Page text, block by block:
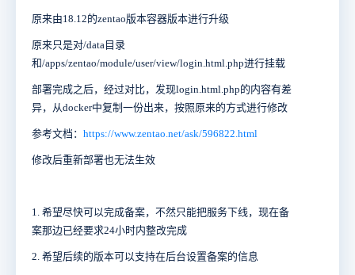
原来由18.12的zentao版本容器版本进行升级
原来只是对/data目录
和/apps/zentao/module/user/view/login.html.php进行挂载
部署完成之后，经过对比，发现login.html.php的内容有差
异，从docker中复制一份出来，按照原来的方式进行修改
参考文档： https://www.zentao.net/ask/596822.html
修改后重新部署也无法生效
1. 希望尽快可以完成备案，不然只能把服务下线，现在备
案那边已经要求24小时内整改完成
2. 希望后续的版本可以支持在后台设置备案的信息